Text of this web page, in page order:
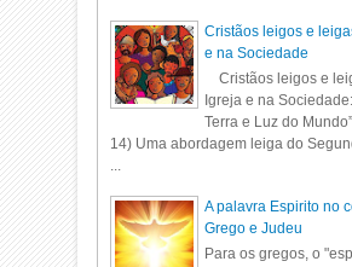
Cristãos leigos e
e na Sociedade
Cristãos leigos e
Igreja e na
Terra e Luz do
14) Uma abordagem leiga do
A palavra Espirito no
Grego e Judeu
Para os gregos, o